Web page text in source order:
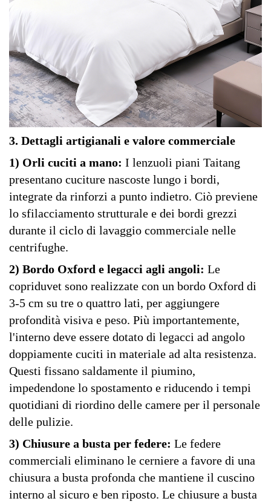
3. Dettagli artigianali e valore commerciale
1) Orli cuciti a mano: I lenzuoli piani Taitang
presentano cuciture nascoste lungo i bordi,
integrate da rinforzi a punto indietro. Ciò previene
lo sfilacciamento strutturale e dei bordi grezzi
durante il ciclo di lavaggio commerciale nelle
centrifughe.
2) Bordo Oxford e legacci agli angoli: Le
copriduvet sono realizzate con un bordo Oxford di
3-5 cm su tre o quattro lati, per aggiungere
profondità visiva e peso. Più importantemente,
l'interno deve essere dotato di legacci ad angolo
doppiamente cuciti in materiale ad alta resistenza.
Questi fissano saldamente il piumino,
impedendone lo spostamento e riducendo i tempi
quotidiani di riordino delle camere per il personale
delle pulizie.
3) Chiusure a busta per federe: Le federe
commerciali eliminano le cerniere a favore di una
chiusura a busta profonda che mantiene il cuscino
interno al sicuro e ben riposto. Le chiusure a busta